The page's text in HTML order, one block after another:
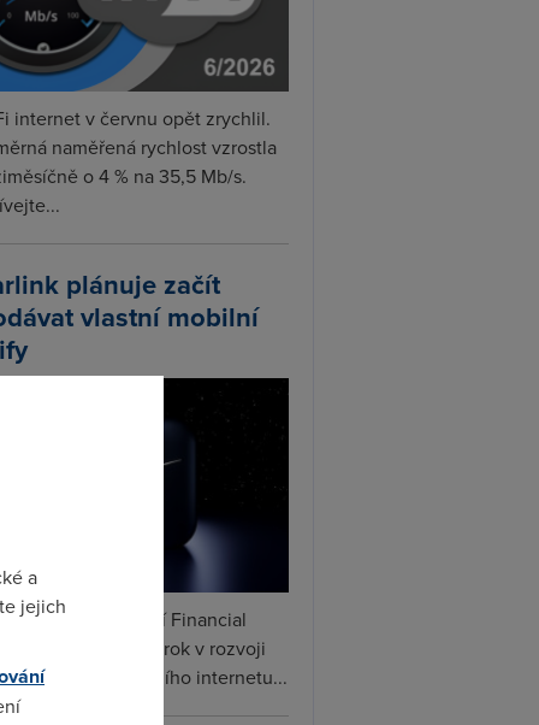
internet v červnu opět zrychlil.
naměřená rychlost vzrostla
o 4 % na 35,5 Mb/s.
plánuje začít
vlastní mobilní
podle informací Financial
připravuje další krok v rozvoji
Vedle satelitního internetu...
a
jejich